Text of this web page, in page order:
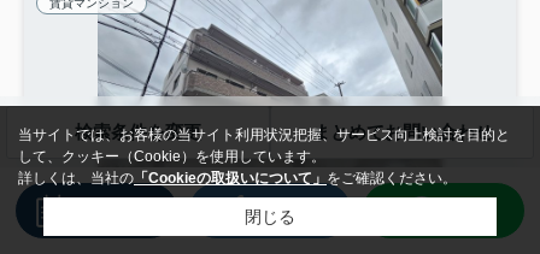
賃貸マンション
検索条件を変更 まとめてお問い合わせ
電話
当サイトでは、お客様の当サイト利用状況把握、サービス向上検討を目的と
して、クッキー（Cookie）を使用しています。
詳しくは、当社の 「Cookieの取扱いについて」 をご確認ください。
閉じる